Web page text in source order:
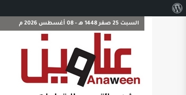
السبت 25 صفر 1448 هـ - 08 أغسطس 2026 م